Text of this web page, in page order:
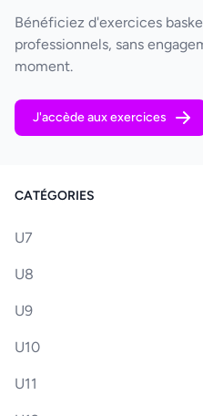
Bénéficiez d'exercices
professionnels, sans
moment.
J'accède aux exercices
CATÉGORIES
U7
U8
U9
U10
U11